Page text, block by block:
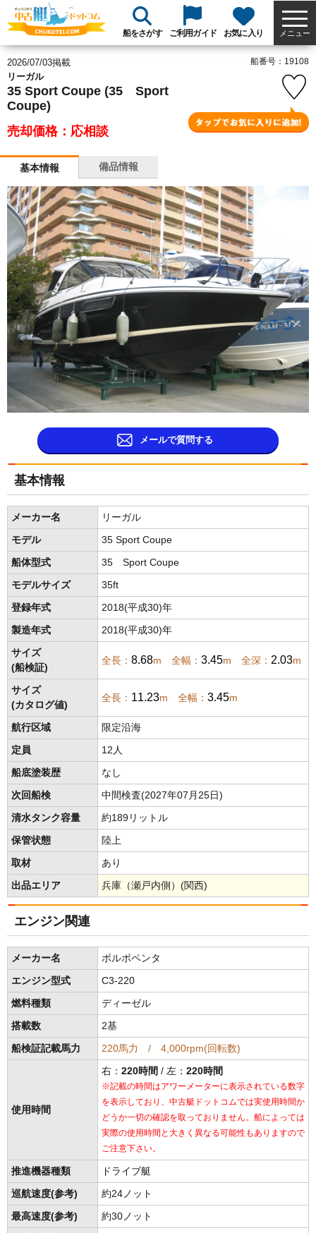
船をさがす ご利用ガイド お気に入り メニュー
2026/07/03掲載
リーガル
35 Sport Coupe (35 Sport
Coupe)
売却価格：応相談
船番号：19108
基本情報 備品情報
メールで質問する
基本情報
メーカー名 リーガル
モデル 35 Sport Coupe
船体型式 35 Sport Coupe
モデルサイズ 35ft
登録年式 2018(平成30)年
製造年式 2018(平成30)年
サイズ
(船検証)
全長： 8.68m 全幅： 3.45m 全深： 2.03m
サイズ
(カタログ値)
全長： 11.23m 全幅： 3.45m
航行区域 限定沿海
定員 12人
船底塗装歴 なし
次回船検 中間検査(2027年07月25日)
清水タンク容量 約189リットル
保管状態 陸上
取材 あり
出品エリア 兵庫（瀬戸内側）(関西)
エンジン関連
メーカー名 ボルボペンタ
エンジン型式 C3-220
燃料種類 ディーゼル
搭載数 2基
船検証記載馬力 220馬力 / 4,000rpm(回転数)
使用時間
右： 220時間 / 左： 220時間
※記載の時間はアワーメーターに表示されている数字
を表示しており、中古艇ドットコムでは実使用時間か
どうか一切の確認を取っておりません。船によっては
実際の使用時間と大きく異なる可能性もありますので
ご注意下さい。
推進機器種類 ドライブ艇
巡航速度(参考) 約24ノット
最高速度(参考) 約30ノット